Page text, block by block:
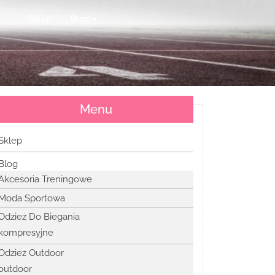
Menu
Treningowe
Sportowa
Do Biegania
Outdoor